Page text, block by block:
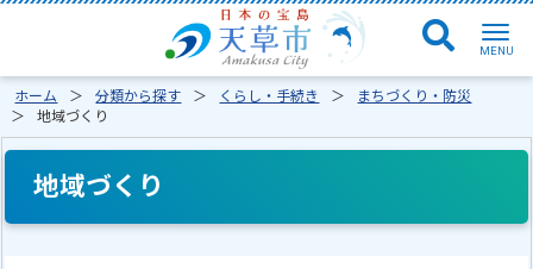
ホーム 分類から探す くらし・手続き
まちづくり・防災
地域づくり
地域づくり